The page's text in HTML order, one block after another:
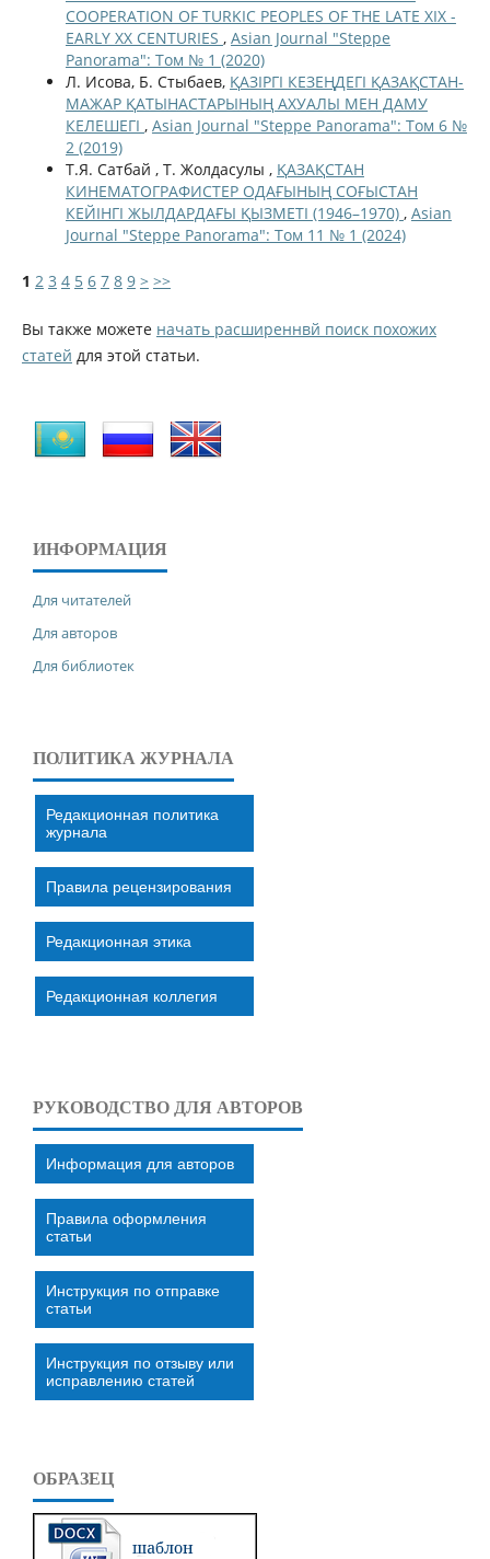
COOPERATION OF TURKIC PEOPLES OF THE LATE XIX -
EARLY XX CENTURIES , Asian Journal "Steppe
Panorama": Том № 1 (2020)
Л. Исова, Б. Стыбаев, ҚАЗІРГІ КЕЗЕҢДЕГІ ҚАЗАҚСТАН-
МАЖАР ҚАТЫНАСТАРЫНЫҢ АХУАЛЫ МЕН ДАМУ
КЕЛЕШЕГІ , Asian Journal "Steppe Panorama": Том 6 №
2 (2019)
Т.Я. Сатбай , Т. Жолдасулы , ҚАЗАҚСТАН
КИНЕМАТОГРАФИСТЕР ОДАҒЫНЫҢ СОҒЫСТАН
КЕЙІНГІ ЖЫЛДАРДАҒЫ ҚЫЗМЕТІ (1946–1970) , Asian
Journal "Steppe Panorama": Том 11 № 1 (2024)
1 2 3 4 5 6 7 8 9 > >>
Вы также можете начать расширеннвй поиск похожих
статей для этой статьи.
ИНФОРМАЦИЯ
Для читателей
Для авторов
Для библиотек
ПОЛИТИКА ЖУРНАЛА
Редакционная политика
журнала
Правила рецензирования
Редакционная этика
Редакционная коллегия
РУКОВОДСТВО ДЛЯ АВТОРОВ
Информация для авторов
Правила оформления
статьи
Инструкция по отправке
статьи
Инструкция по отзыву или
исправлению статей
ОБРАЗЕЦ